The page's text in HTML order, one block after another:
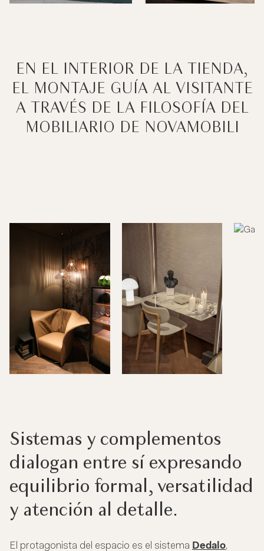
EN EL INTERIOR DE LA TIENDA,
EL MONTAJE GUÍA AL VISITANTE
A TRAVÉS DE LA FILOSOFÍA DEL
MOBILIARIO DE NOVAMOBILI
Sistemas y complementos
dialogan entre sí expresando
equilibrio formal, versatilidad
y atención al detalle.
El protagonista del espacio es el sistema Dedalo,